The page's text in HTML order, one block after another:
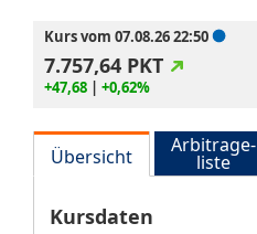
Kurs vom 07.08.26 22:50
7.757,64 PKT
+47,68 | +0,62%
Übersicht Arbitrage-
liste
Kursdaten